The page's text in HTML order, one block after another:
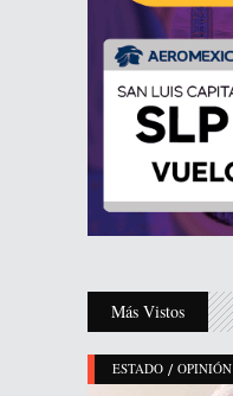
Más Vistos
ESTADO / OPINIÓN